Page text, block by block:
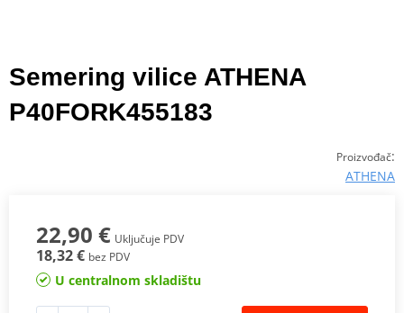
Semering vilice ATHENA
P40FORK455183
Proizvođač:
ATHENA
22,90 € Uključuje PDV
18,32 € bez PDV
U centralnom skladištu